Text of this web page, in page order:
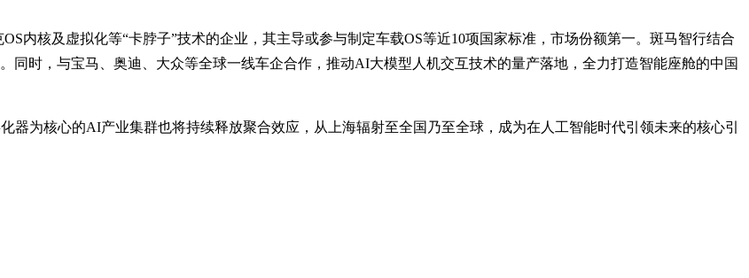
内核及虚拟化等“卡脖子”技术的企业，其主导或参与制定车载OS等近10项国家标准，市场份额第一。斑马智行结合
同时，与宝马、奥迪、大众等全球一线车企合作，推动AI大模型人机交互技术的量产落地，全力打造智能座舱的中国
器为核心的AI产业集群也将持续释放聚合效应，从上海辐射至全国乃至全球，成为在人工智能时代引领未来的核心引